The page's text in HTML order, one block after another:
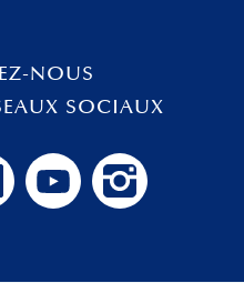
NOUS
SOCIAUX